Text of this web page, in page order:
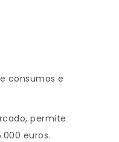
consumos e
permite
euros.